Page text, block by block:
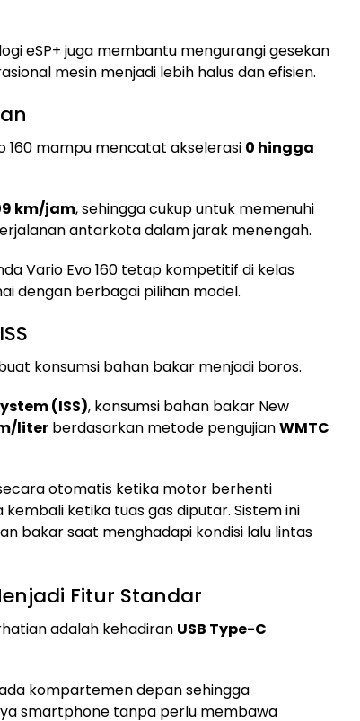
eSP+ juga membantu mengurangi gesekan
mesin menjadi lebih halus dan efisien.
160 mampu mencatat akselerasi 0 hingga
km/jam, sehingga cukup untuk memenuhi
antarkota dalam jarak menengah.
Vario Evo 160 tetap kompetitif di kelas
dengan berbagai pilihan model.
konsumsi bahan bakar menjadi boros.
(ISS), konsumsi bahan bakar New
liter berdasarkan metode pengujianWMTC
otomatis ketika motor berhenti
ketika tuas gas diputar. Sistem ini
bakar saat menghadapi kondisi lalu lintas
Fitur Standar
adalah kehadiran USB Type-C
kompartemen depan sehingga
smartphone tanpa perlu membawa